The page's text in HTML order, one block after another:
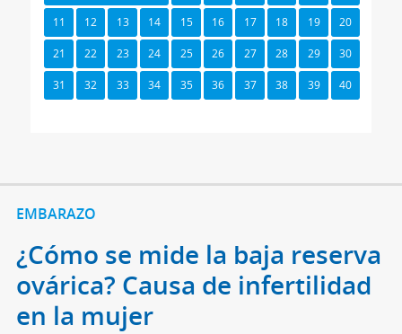
11 12 13 14 15 16 17 18 19 20
21 22 23 24 25 26 27 28 29 30
31 32 33 34 35 36 37 38 39 40
EMBARAZO
¿Cómo se mide la baja reserva
ovárica? Causa de infertilidad
en la mujer